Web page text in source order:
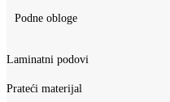
Podne obloge
Laminatni podovi
Prateći materijal